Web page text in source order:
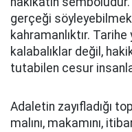
gerçeği
kahramanlıktır.
kalabalıklar değil,
tutabilen cesur
Adaletin zayıfladığı
malını, makamını,